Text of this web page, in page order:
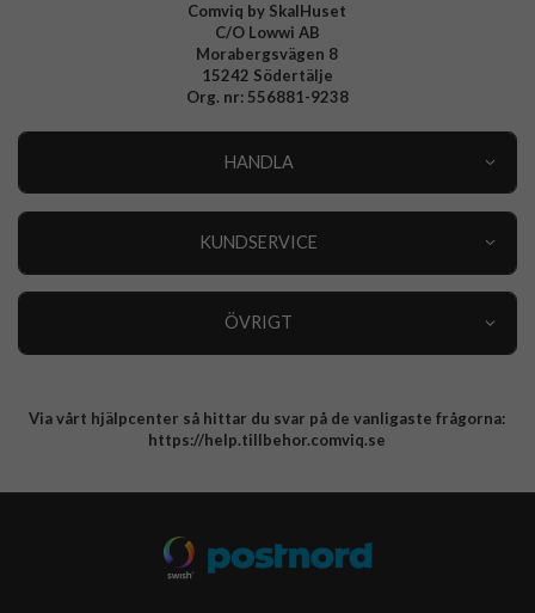
Nothing Phone 3 Laddare, Kablar & Hörlurar
Samsung Galaxy A57 Laddare, Kablar & Hörlurar
Samsung Galaxy A37 Laddare, Kablar & Hörlurar
Samsung Galaxy A27 Laddare, Kablar & Hörlurar
Comviq by SkalHuset
C/O Lowwi AB
Morabergsvägen 8
15242 Södertälje
Org. nr: 556881-9238
HANDLA
KUNDSERVICE
ÖVRIGT
Integritetspolicy
Via vårt hjälpcenter så hittar du svar på de vanligaste frågorna:
https://help.tillbehor.comviq.se